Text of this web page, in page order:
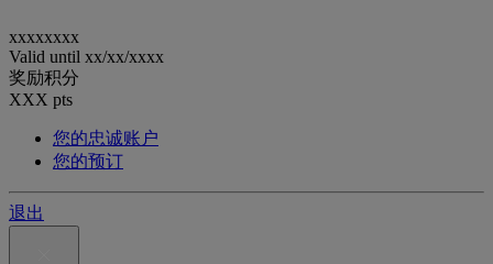
xxxxxxxx
Valid until xx/xx/xxxx
奖励积分
XXX pts
您的忠诚账户
您的预订
退出